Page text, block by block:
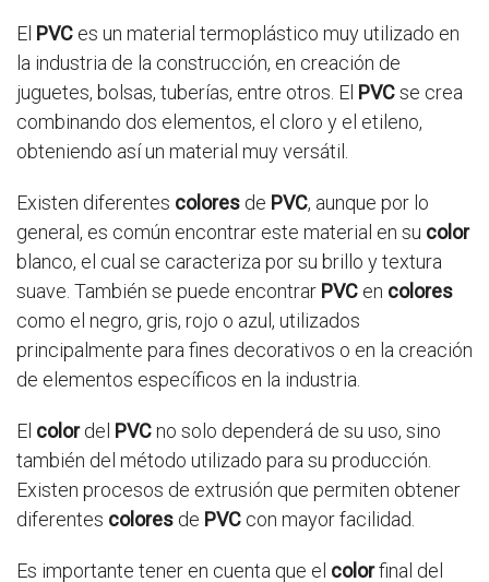
El PVC es un material termoplástico muy utilizado en
la industria de la construcción, en creación de
juguetes, bolsas, tuberías, entre otros. El PVCse crea
combinando dos elementos, el cloro y el etileno,
obteniendo así un material muy versátil.
Existen diferentes colores de PVC, aunque por lo
general, es común encontrar este material en su color
blanco, el cual se caracteriza por su brillo y textura
suave. También se puede encontrar PVC en colores
como el negro, gris, rojo o azul, utilizados
principalmente para fines decorativos o en la creación
de elementos específicos en la industria.
El colordel PVCno solo dependerá de su uso, sino
también del método utilizado para su producción.
Existen procesos de extrusión que permiten obtener
diferentes colores de PVC con mayor facilidad.
Es importante tener en cuenta que el colorfinal del